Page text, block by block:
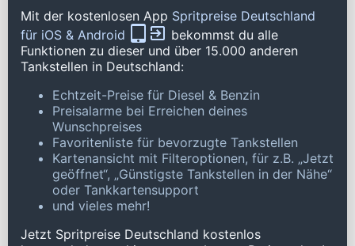
Mit der kostenlosen App Spritpreise Deutschland
für iOS & Android
bekommst du alle
Funktionen zu dieser und über 15.000 anderen
Tankstellen in Deutschland:
Echtzeit-Preise für Diesel & Benzin
Preisalarme bei Erreichen deines
Wunschpreises
Favoritenliste für bevorzugte Tankstellen
Kartenansicht mit Filteroptionen, für z.B. „Jetzt
geöffnet“, „Günstigste Tankstellen in der Nähe“
oder Tankkartensupport
und vieles mehr!
Jetzt Spritpreise Deutschland kostenlos